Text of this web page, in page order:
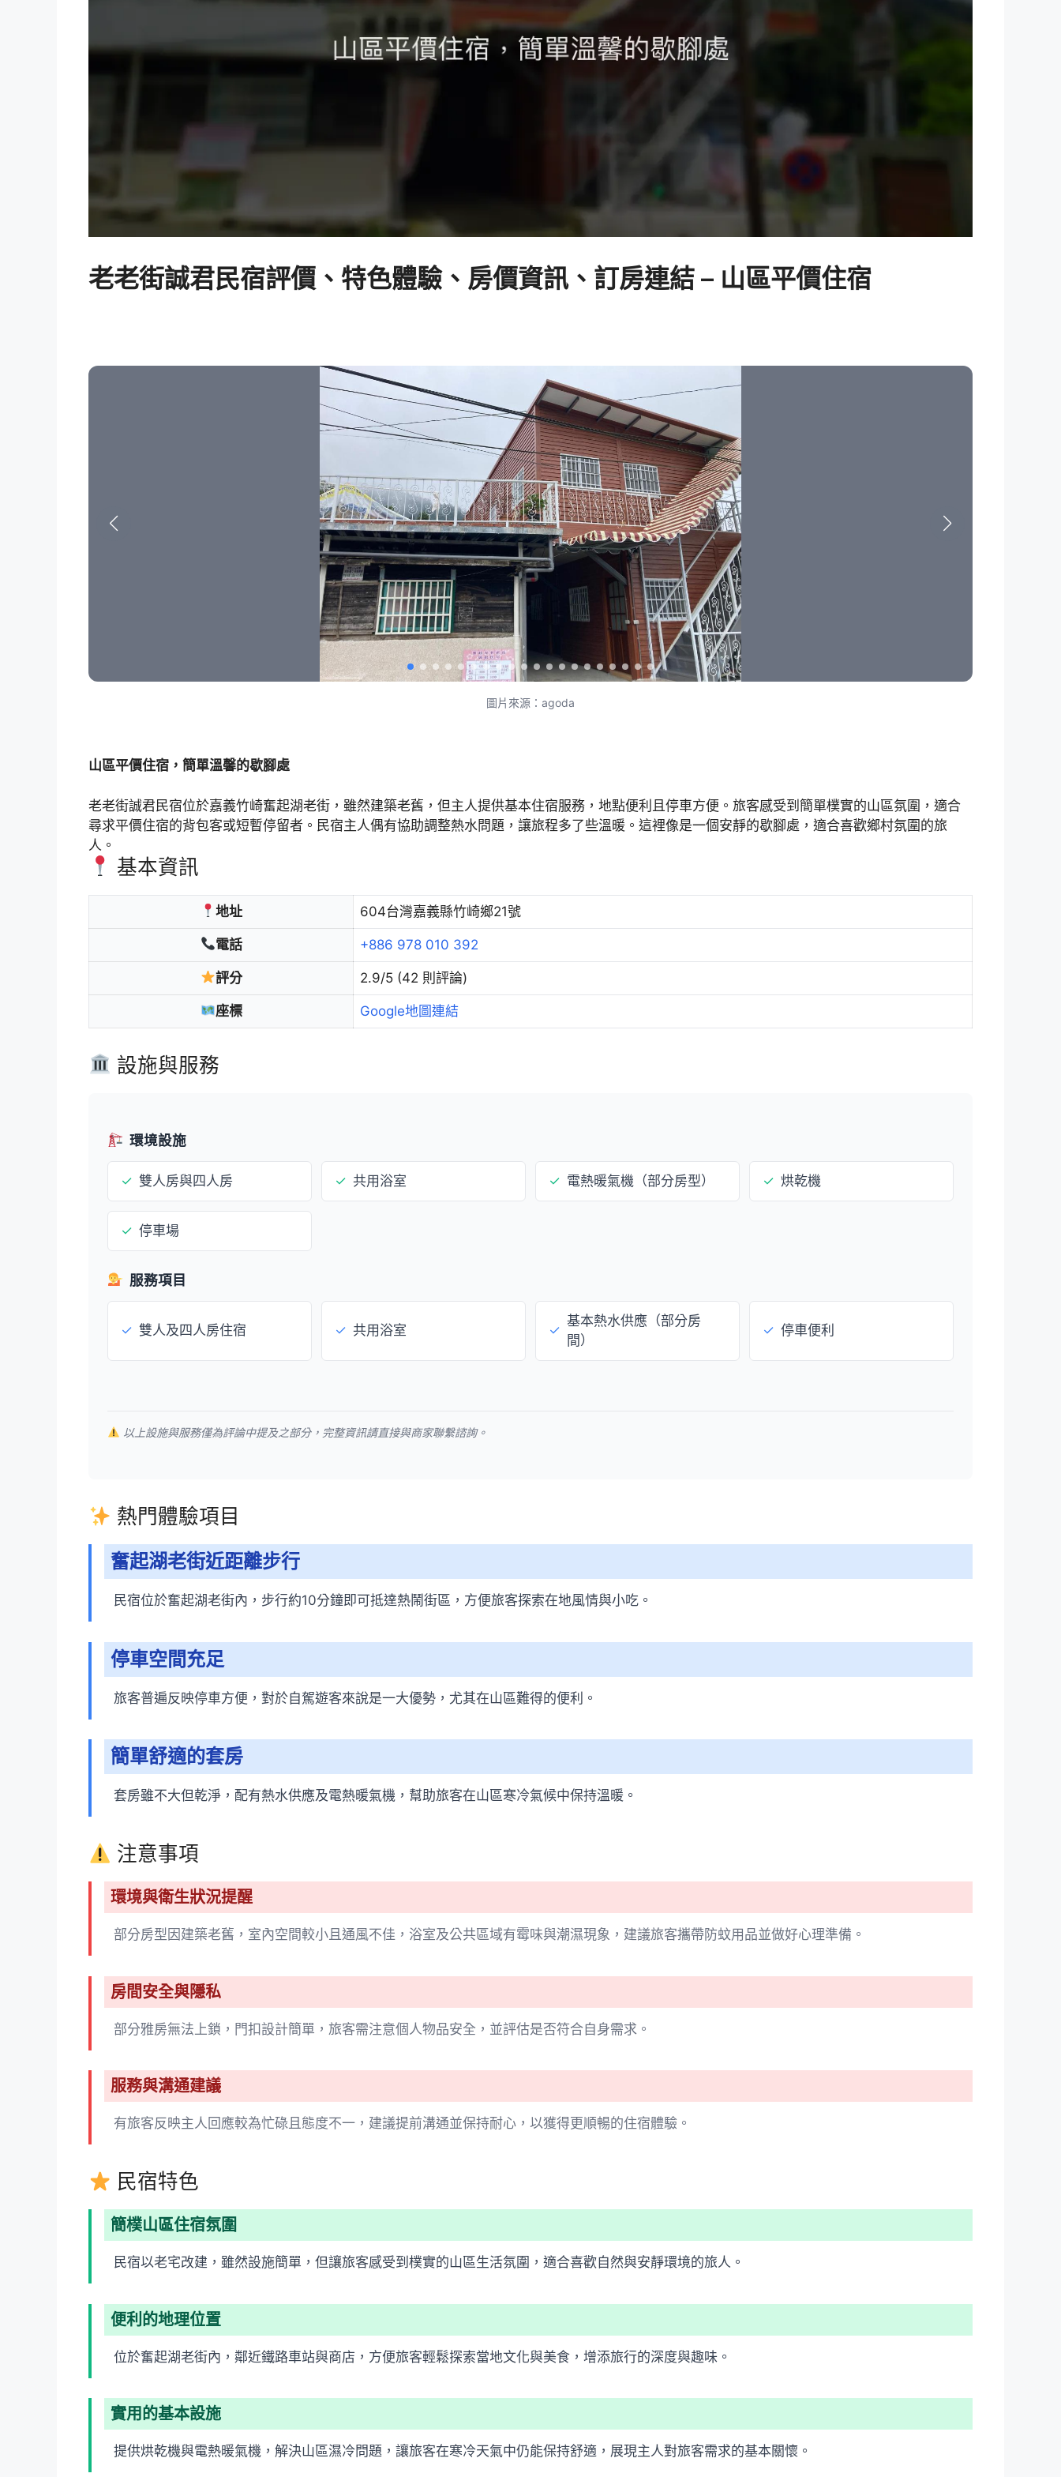
老老街誠君民宿評價、特色體驗、房價資訊、訂房連結 – 山區平價住宿
圖片來源：agoda
山區平價住宿，簡單溫馨的歇腳處
老老街誠君民宿位於嘉義竹崎奮起湖老街，雖然建築老舊，但主人提供基本住宿服務，地點便利且停車方便。旅客感受到簡單樸實的山區氛圍，適合
尋求平價住宿的背包客或短暫停留者。民宿主人偶有協助調整熱水問題，讓旅程多了些溫暖。這裡像是一個安靜的歇腳處，適合喜歡鄉村氛圍的旅
人。
基本資訊
地址 604台灣嘉義縣竹崎鄉21號
電話 +886 978 010 392
評分 2.9/5 (42 則評論)
座標 Google地圖連結
設施與服務
環境設施
✓ 雙人房與四人房 ✓ 共用浴室 ✓ 電熱暖氣機（部分房型） ✓ 烘乾機
✓ 停車場
服務項目
✓ 雙人及四人房住宿 ✓ 共用浴室 ✓
基本熱水供應（部分房
間）
✓ 停車便利
以上設施與服務僅為評論中提及之部分，完整資訊請直接與商家聯繫諮詢。
熱門體驗項目
奮起湖老街近距離步行
民宿位於奮起湖老街內，步行約10分鐘即可抵達熱鬧街區，方便旅客探索在地風情與小吃。
停車空間充足
旅客普遍反映停車方便，對於自駕遊客來說是一大優勢，尤其在山區難得的便利。
簡單舒適的套房
套房雖不大但乾淨，配有熱水供應及電熱暖氣機，幫助旅客在山區寒冷氣候中保持溫暖。
注意事項
環境與衛生狀況提醒
部分房型因建築老舊，室內空間較小且通風不佳，浴室及公共區域有霉味與潮濕現象，建議旅客攜帶防蚊用品並做好心理準備。
房間安全與隱私
部分雅房無法上鎖，門扣設計簡單，旅客需注意個人物品安全，並評估是否符合自身需求。
服務與溝通建議
有旅客反映主人回應較為忙碌且態度不一，建議提前溝通並保持耐心，以獲得更順暢的住宿體驗。
民宿特色
簡樸山區住宿氛圍
民宿以老宅改建，雖然設施簡單，但讓旅客感受到樸實的山區生活氛圍，適合喜歡自然與安靜環境的旅人。
便利的地理位置
位於奮起湖老街內，鄰近鐵路車站與商店，方便旅客輕鬆探索當地文化與美食，增添旅行的深度與趣味。
實用的基本設施
提供烘乾機與電熱暖氣機，解決山區濕冷問題，讓旅客在寒冷天氣中仍能保持舒適，展現主人對旅客需求的基本關懷。